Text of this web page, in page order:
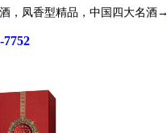
，凤香型精品，中国四大名酒→
7752